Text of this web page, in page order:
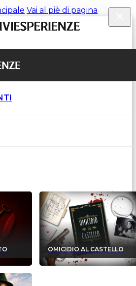
Vai al piè di pagina
OMICIDIO AL CASTELLO